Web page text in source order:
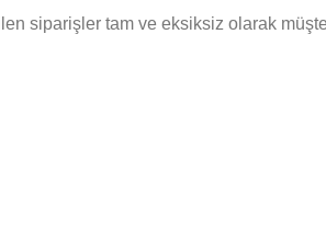
siparişler tam ve eksiksiz olarak